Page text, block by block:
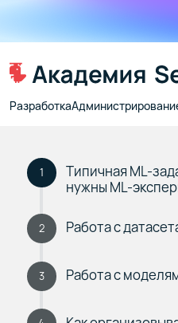
Разработка
1
Типичная ML-
нужны ML-
2 Работа с
3 Работа с